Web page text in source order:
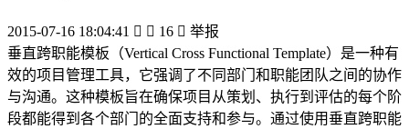
2015-07-16 18:04:41   16  举报
垂直跨职能模板（Vertical Cross Functional Template）是一种有
效的项目管理工具，它强调了不同部门和职能团队之间的协作
与沟通。这种模板旨在确保项目从策划、执行到评估的每个阶
段都能得到各个部门的全面支持和参与。通过使用垂直跨职能